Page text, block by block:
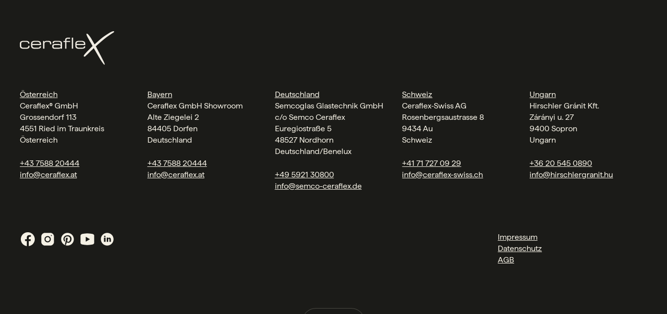
Österreich
Ceraflex® GmbH
Grossendorf 113
4551 Ried im Traunkreis
Österreich
+43 7588 20444
info@ceraflex.at
Bayern
Ceraflex GmbH Showroom
Alte Ziegelei 2
84405 Dorfen
Deutschland
+43 7588 20444
info@ceraflex.at
Deutschland
Semcoglas Glastechnik GmbH
c/o Semco Ceraflex
Euregiostraße 5
48527 Nordhorn
Deutschland/Benelux
+49 5921 30800
info@semco-ceraflex.de
Schweiz
Ceraflex‑Swiss AG
Rosenbergsaustrasse 8
9434 Au
Schweiz
+41 71 727 09 29
info@ceraflex-swiss.ch
Ungarn
Hirschler Gránit Kft.
Zárányi u. 27
9400 Sopron
Ungarn
+36 20 545 0890
info@hirschlergranit.hu
Impressum
Datenschutz
AGB